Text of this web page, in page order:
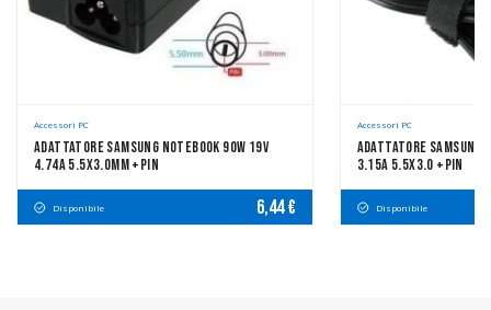
Accessori PC
Adattatore Samsung Notebook 90W 19V
4.74A 5.5x3.0mm +pin
Disponibile 6,44 €
Accessori PC
Adattatore Samsung
3.15A 5.5x3.0 +pin
Disponibile